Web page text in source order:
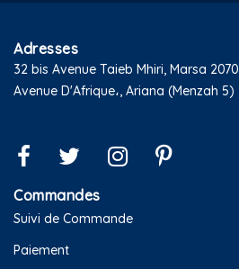
Adresses
32 bis Avenue Taieb Mhiri, Marsa 2070
Avenue D'Afrique،, Ariana (Menzah 5)
Commandes
Suivi de Commande
Paiement